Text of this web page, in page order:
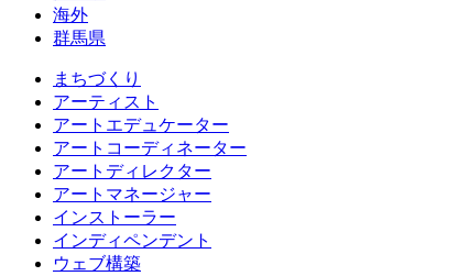
海外
群馬県
まちづくり
アーティスト
アートエデュケーター
アートコーディネーター
アートディレクター
アートマネージャー
インストーラー
インディペンデント
ウェブ構築